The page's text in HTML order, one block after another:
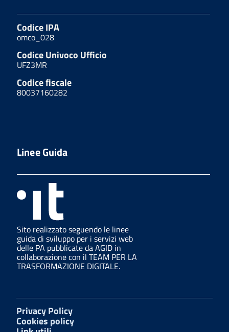
Codice IPA
omco_028
Codice Univoco Ufficio
UFZ3MR
Codice fiscale
80037160282
Linee Guida
Sito realizzato seguendo le linee
guida di sviluppo per i servizi web
delle PA pubblicate da AGID in
collaborazione con il TEAM PER LA
TRASFORMAZIONE DIGITALE.
Privacy Policy
Cookies policy